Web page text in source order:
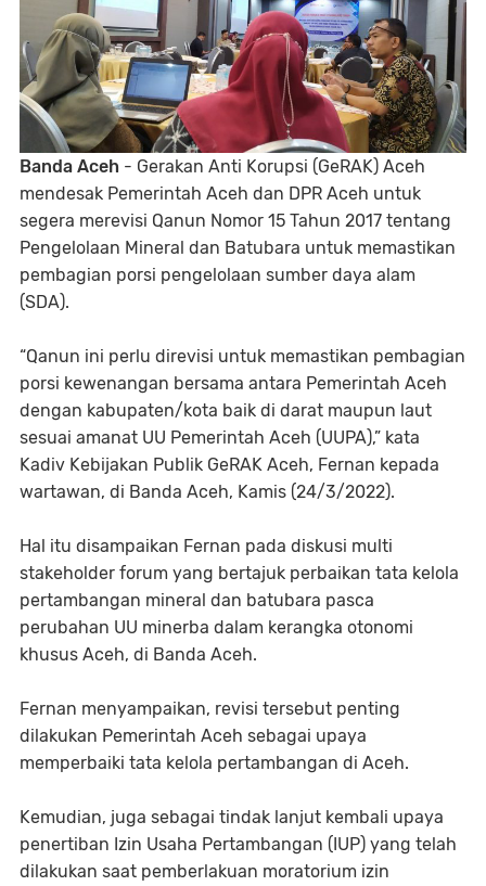
Banda Aceh - Gerakan Anti Korupsi (GeRAK) Aceh
mendesak Pemerintah Aceh dan DPR Aceh untuk
segera merevisi Qanun Nomor 15 Tahun 2017 tentang
Pengelolaan Mineral dan Batubara untuk memastikan
pembagian porsi pengelolaan sumber daya alam
(SDA).
“Qanun ini perlu direvisi untuk memastikan pembagian
porsi kewenangan bersama antara Pemerintah Aceh
dengan kabupaten/kota baik di darat maupun laut
sesuai amanat UU Pemerintah Aceh (UUPA),” kata
Kadiv Kebijakan Publik GeRAK Aceh, Fernan kepada
wartawan, di Banda Aceh, Kamis (24/3/2022).
Hal itu disampaikan Fernan pada diskusi multi
stakeholder forum yang bertajuk perbaikan tata kelola
pertambangan mineral dan batubara pasca
perubahan UU minerba dalam kerangka otonomi
khusus Aceh, di Banda Aceh.
Fernan menyampaikan, revisi tersebut penting
dilakukan Pemerintah Aceh sebagai upaya
memperbaiki tata kelola pertambangan di Aceh.
Kemudian, juga sebagai tindak lanjut kembali upaya
penertiban Izin Usaha Pertambangan (IUP) yang telah
dilakukan saat pemberlakuan moratorium izin